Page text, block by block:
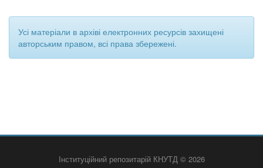
Усі матеріали в архіві електронних ресурсів захищені
авторським правом, всі права збережені.
Інституційний репозитарій КНУТД © 2026